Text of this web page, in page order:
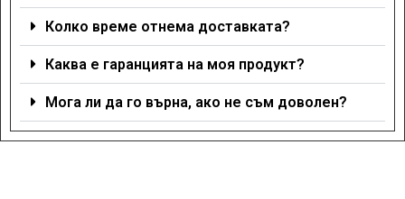
Колко време отнема доставката?
Каква е гаранцията на моя продукт?
Мога ли да го върна, ако не съм доволен?